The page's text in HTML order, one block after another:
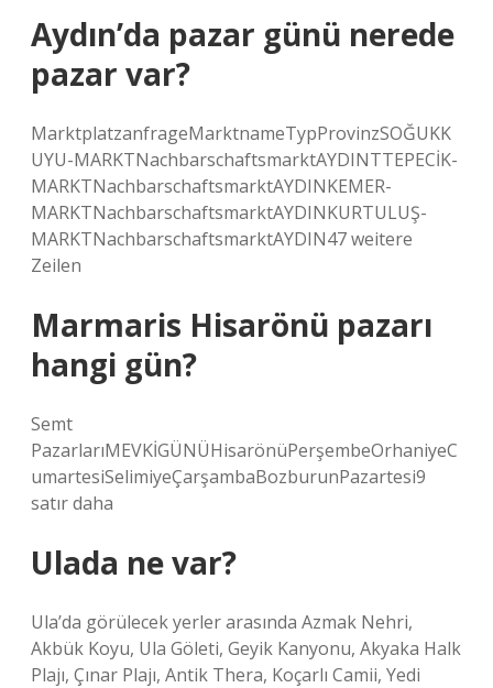
Aydın’da pazar günü nerede
pazar var?
MarktplatzanfrageMarktnameTypProvinzSOĞUKK
UYU-MARKTNachbarschaftsmarktAYDINTTEPECİK-
MARKTNachbarschaftsmarktAYDINKEMER-
MARKTNachbarschaftsmarktAYDINKURTULUŞ-
MARKTNachbarschaftsmarktAYDIN47 weitere
Zeilen
Marmaris Hisarönü pazarı
hangi gün?
Semt
PazarlarıMEVKİGÜNÜHisarönüPerşembeOrhaniyeC
umartesiSelimiyeÇarşambaBozburunPazartesi9
satır daha
Ulada ne var?
Ula’da görülecek yerler arasında Azmak Nehri,
Akbük Koyu, Ula Göleti, Geyik Kanyonu, Akyaka Halk
Plajı, Çınar Plajı, Antik Thera, Koçarlı Camii, Yedi